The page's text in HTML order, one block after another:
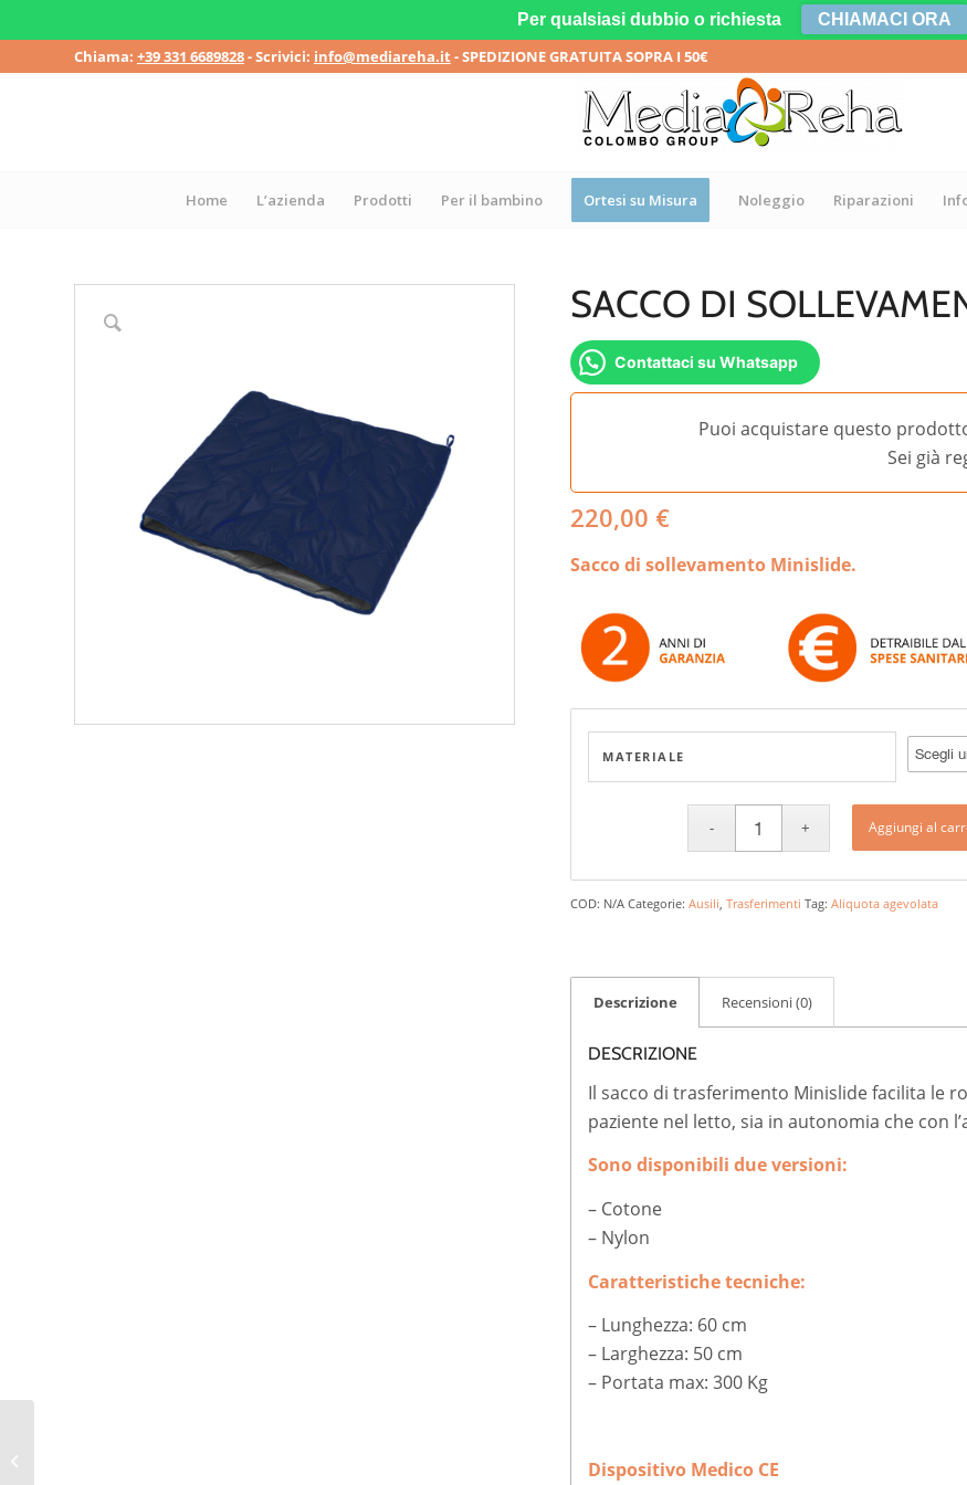
Chiama: +39 331 6689828- Scrivici: info@mediareha.it- SPEDIZIONE GRATUITA SOPRA I 50€
Home L’azienda Prodotti Per il bambino Ortesi su Misura Noleggio Riparazioni
SACCO DI
Contattaci su Whatsapp
Puoi acquistare questo
Sei già
220,00 €
Sacco di sollevamento Minislide.
MATERIALE
Aggiungi al
COD: N/A Categorie:Ausili,Trasferimenti Tag:Aliquota agevolata
Descrizione Recensioni (0)
DESCRIZIONE
Il sacco di trasferimento Minislide facilita le
paziente nel letto, sia in autonomia che con
Sono disponibili due versioni:
– Cotone
– Nylon
Caratteristiche tecniche:
– Lunghezza: 60 cm
– Larghezza: 50 cm
– Portata max: 300 Kg
Dispositivo Medico CE
Per qualsiasi dubbio o richiesta CHIAMACI ORA